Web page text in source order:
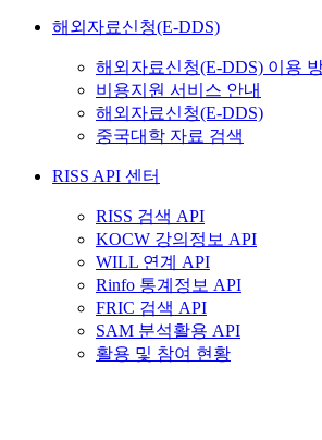
해외자료신청(E-DDS)
해외자료신청(E-DDS) 이용
비용지원 서비스 안내
해외자료신청(E-DDS)
중국대학 자료 검색
RISS API 센터
RISS 검색 API
KOCW 강의정보 API
WILL 연계 API
Rinfo 통계정보 API
FRIC 검색 API
SAM 분석활용 API
활용 및 참여 현황